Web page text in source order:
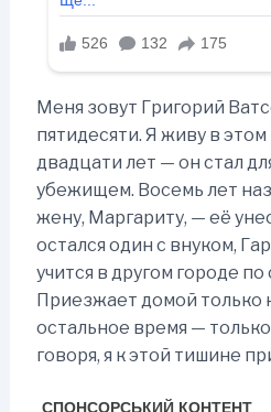
Меня зовут Григорий
пятидесяти. Я живу в
двадцати лет — он стал
убежищем. Восемь лет
жену, Маргариту, — её
остался один с внуком,
учится в другом городе
Приезжает домой только
остальное время —
говоря, я к этой тишине